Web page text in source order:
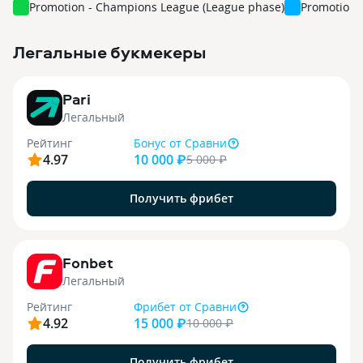
Promotion - Champions League (League phase) Promotion
Легальные букмекеры
Pari
Легальный
Рейтинг
4.97
Бонус от Сравни
10 000 ₽5 000₽
Получить фрибет
Fonbet
Легальный
Рейтинг
4.92
Фрибет от Сравни
15 000 ₽10 000₽